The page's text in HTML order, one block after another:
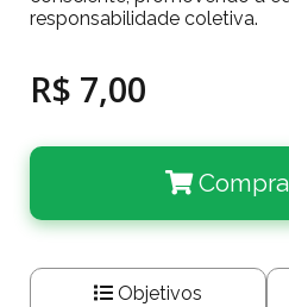
responsabilidade coletiva.
R$ 7,00
Objetivos